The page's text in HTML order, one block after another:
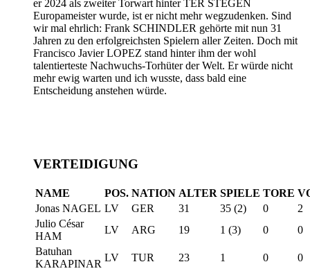
er 2024 als zweiter Torwart hinter TER STEGEN
Europameister wurde, ist er nicht mehr wegzudenken. Sind
wir mal ehrlich: Frank SCHINDLER gehörte mit nun 31
Jahren zu den erfolgreichsten Spielern aller Zeiten. Doch mit
Francisco Javier LOPEZ stand hinter ihm der wohl
talentierteste Nachwuchs-Torhüter der Welt. Er würde nicht
mehr ewig warten und ich wusste, dass bald eine
Entscheidung anstehen würde.
VERTEIDIGUNG
NAME POS. NATION ALTER SPIELE TORE
Jonas NAGEL LV GER 31 35 (2) 0
2
Julio César
HAM
LV ARG 19 1 (3) 0
0
Batuhan
KARAPINAR
LV TUR 23 1 0
0